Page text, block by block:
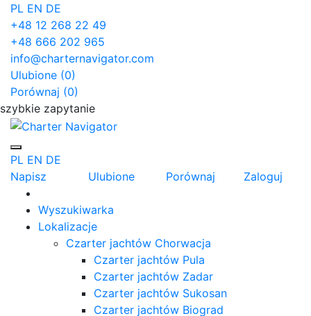
PL EN DE
+48 12 268 22 49
+48 666 202 965
info@charternavigator.com
Ulubione (0)
Porównaj (0)
szybkie zapytanie
PL EN DE
Napisz
Ulubione Porównaj Zaloguj
Wyszukiwarka
Lokalizacje
Czarter jachtów Chorwacja
Czarter jachtów Pula
Czarter jachtów Zadar
Czarter jachtów Sukosan
Czarter jachtów Biograd